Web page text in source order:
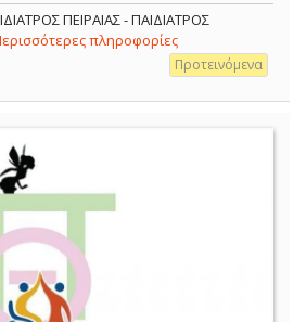
ΠΕΙΡΑΙΑΣ - ΠΑΙΔΙΑΤΡΟΣ
πληροφορίες
Προτεινόμενα